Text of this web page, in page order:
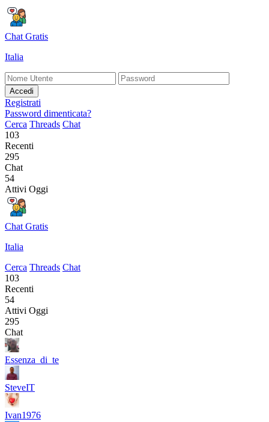
Chat Gratis
Italia
Accedi
Registrati
Password dimenticata?
Cerca Threads Chat
103
Recenti
295
Chat
54
Attivi Oggi
Chat Gratis
Italia
Cerca Threads Chat
103
Recenti
54
Attivi Oggi
295
Chat
Essenza_di_te
SteveIT
Ivan1976